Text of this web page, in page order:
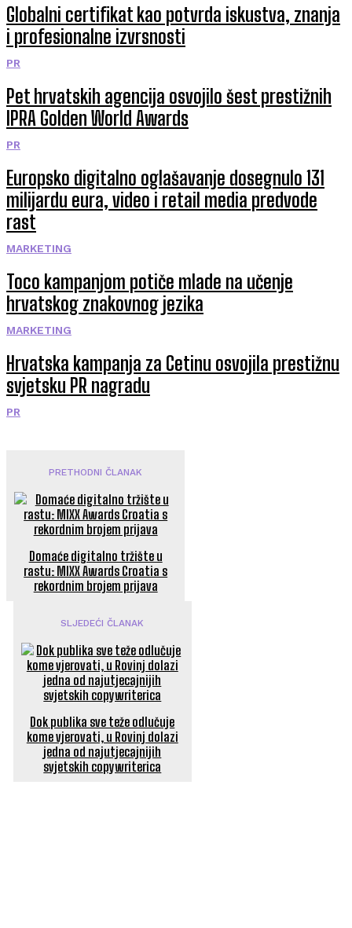
Globalni certifikat kao potvrda iskustva, znanja
i profesionalne izvrsnosti
PR
Pet hrvatskih agencija osvojilo šest prestižnih
IPRA Golden World Awards
PR
Europsko digitalno oglašavanje dosegnulo 131
milijardu eura, video i retail media predvode
rast
MARKETING
Toco kampanjom potiče mlade na učenje
hrvatskog znakovnog jezika
MARKETING
Hrvatska kampanja za Cetinu osvojila prestižnu
svjetsku PR nagradu
PR
PRETHODNI ČLANAK
Domaće digitalno tržište u
rastu: MIXX Awards Croatia s
rekordnim brojem prijava
SLJEDEĆI ČLANAK
Dok publika sve teže odlučuje
kome vjerovati, u Rovinj dolazi
jedna od najutjecajnijih
svjetskih copywriterica